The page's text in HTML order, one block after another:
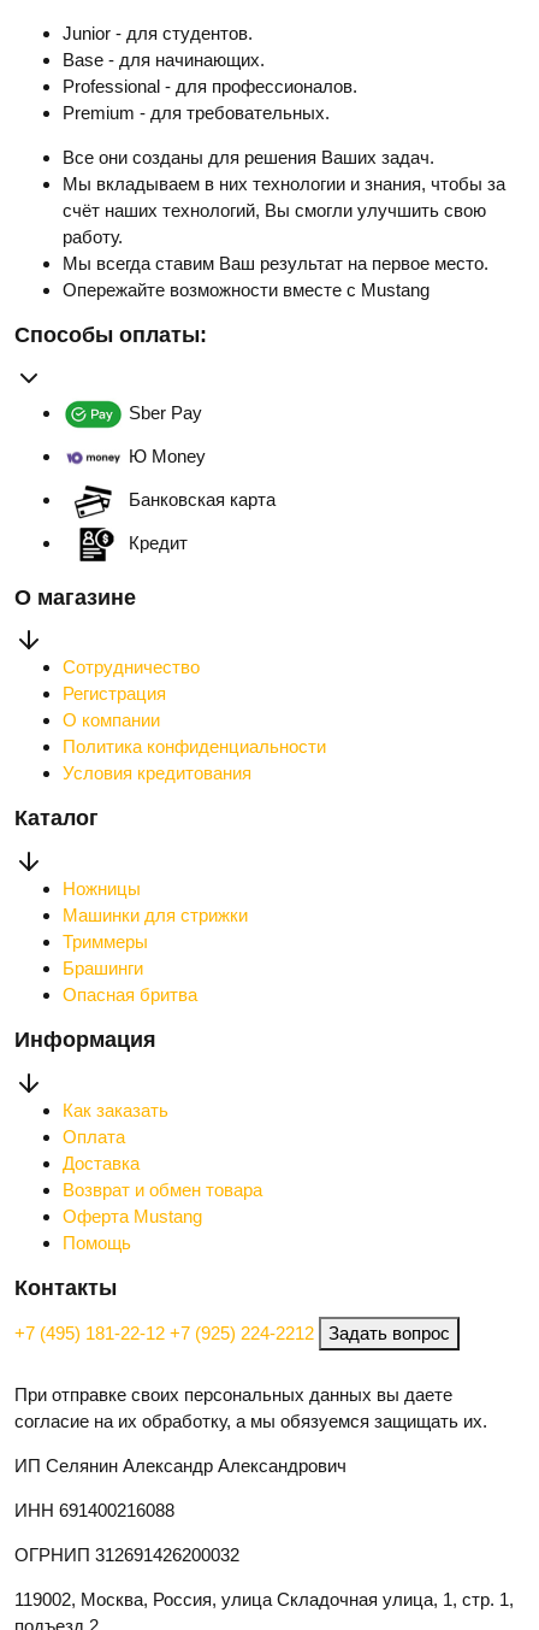
Junior - для студентов.
Base - для начинающих.
Professional - для профессионалов.
Premium - для требовательных.
Все они созданы для решения Ваших задач.
Мы вкладываем в них технологии и знания, чтобы за
счёт наших технологий, Вы смогли улучшить свою
работу.
Мы всегда ставим Ваш результат на первое место.
Опережайте возможности вместе с Mustang
Способы оплаты:
Sber Pay
Ю Money
Банковская карта
Кредит
О магазине
Сотрудничество
Регистрация
О компании
Политика конфиденциальности
Условия кредитования
Каталог
Ножницы
Машинки для стрижки
Триммеры
Брашинги
Опасная бритва
Информация
Как заказать
Оплата
Доставка
Возврат и обмен товара
Оферта Mustang
Помощь
Контакты
+7 (495) 181-22-12 +7 (925) 224-2212 Задать вопрос
При отправке своих персональных данных вы даете
согласие на их обработку, а мы обязуемся защищать их.
ИП Селянин Александр Александрович
ИНН 691400216088
ОГРНИП 312691426200032
119002, Москва, Россия, улица Складочная улица, 1, стр. 1,